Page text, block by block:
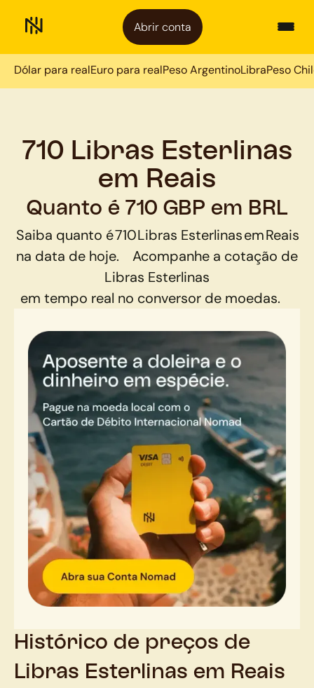
Abrir conta
Dólar para realEuro para realPeso ArgentinoLibraPeso
710 Libras Esterlinas
em Reais
Quanto é 710 GBP em BRL
Saiba quanto é710Libras EsterlinasemReais
na data de hoje.
Acompanhe a cotação de
Libras Esterlinas
em tempo real no conversor de moedas.
Histórico de preços de
Libras Esterlinas em Reais